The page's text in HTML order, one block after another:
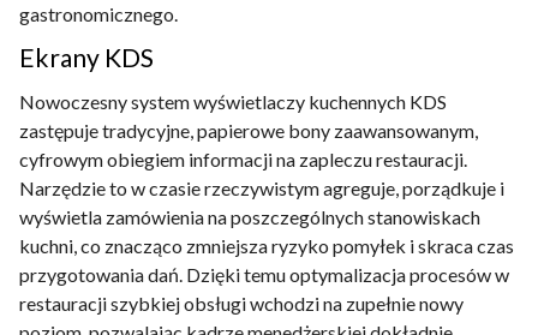
gastronomicznego.
Ekrany KDS
Nowoczesny system wyświetlaczy kuchennych KDS
zastępuje tradycyjne, papierowe bony zaawansowanym,
cyfrowym obiegiem informacji na zapleczu restauracji.
Narzędzie to w czasie rzeczywistym agreguje, porządkuje i
wyświetla zamówienia na poszczególnych stanowiskach
kuchni, co znacząco zmniejsza ryzyko pomyłek i skraca czas
przygotowania dań. Dzięki temu optymalizacja procesów w
restauracji szybkiej obsługi wchodzi na zupełnie nowy